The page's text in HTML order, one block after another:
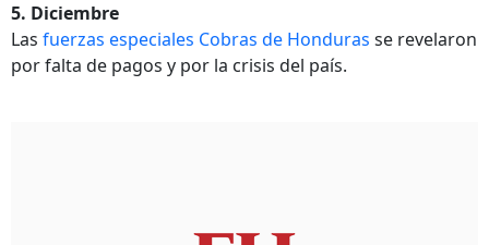
5. Diciembre
Las fuerzas especiales Cobras de Honduras se revelaron
por falta de pagos y por la crisis del país.